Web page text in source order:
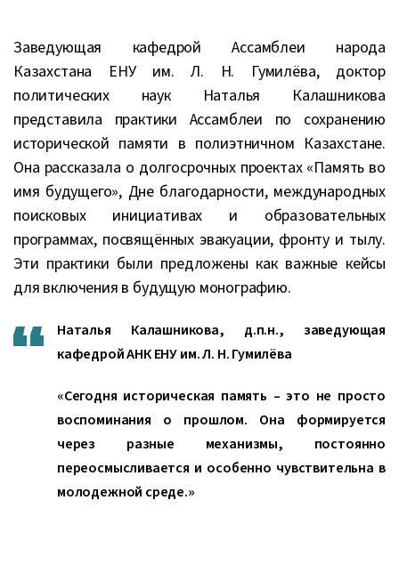
Заведующая кафедрой Ассамблеи народа
Казахстана ЕНУ им. Л. Н. Гумилёва, доктор
политических наук Наталья Калашникова
представила практики Ассамблеи по сохранению
исторической памяти в полиэтничном Казахстане.
Она рассказала о долгосрочных проектах «Память во
имя будущего», Дне благодарности, международных
поисковых инициативах и образовательных
программах, посвящённых эвакуации, фронту и тылу.
Эти практики были предложены как важные кейсы
для включения в будущую монографию.
Наталья Калашникова, д.п.н., заведующая
кафедрой АНК ЕНУ им. Л. Н. Гумилёва
«Сегодня историческая память – это не просто
воспоминания о прошлом. Она формируется
через разные механизмы, постоянно
переосмысливается и особенно чувствительна в
молодежной среде.»